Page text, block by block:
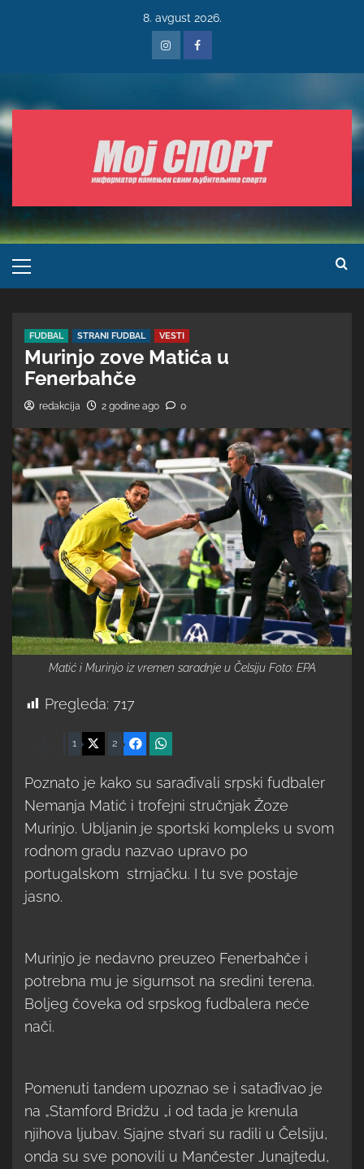
8. avgust 2026.
FUDBAL STRANI FUDBAL VESTI
Murinjo zove Matića u
Fenerbahče
redakcija 2 godine ago 0
Matić i Murinjo iz vremen saradnje u Čelsiju Foto: EPA
Pregleda: 717
1 2 Facebook
Poznato je kako su sarađivali srpski fudbaler
Nemanja Matić i trofejni stručnjak Žoze
Murinjo. Ubljanin je sportski kompleks u svom
rodnom gradu nazvao upravo po
portugalskom strnjačku. I tu sve postaje
jasno.
Murinjo je nedavno preuzeo Fenerbahče i
potrebna mu je sigurnsot na sredini terena.
Boljeg čoveka od srpskog fudbalera neće
nači.
Pomenuti tandem upoznao se i satađivao je
na „Stamford Bridžu „i od tada je krenula
njihova ljubav. Sjajne stvari su radili u Čelsiju,
onda su sve ponovili u Mančester Junajtedu,